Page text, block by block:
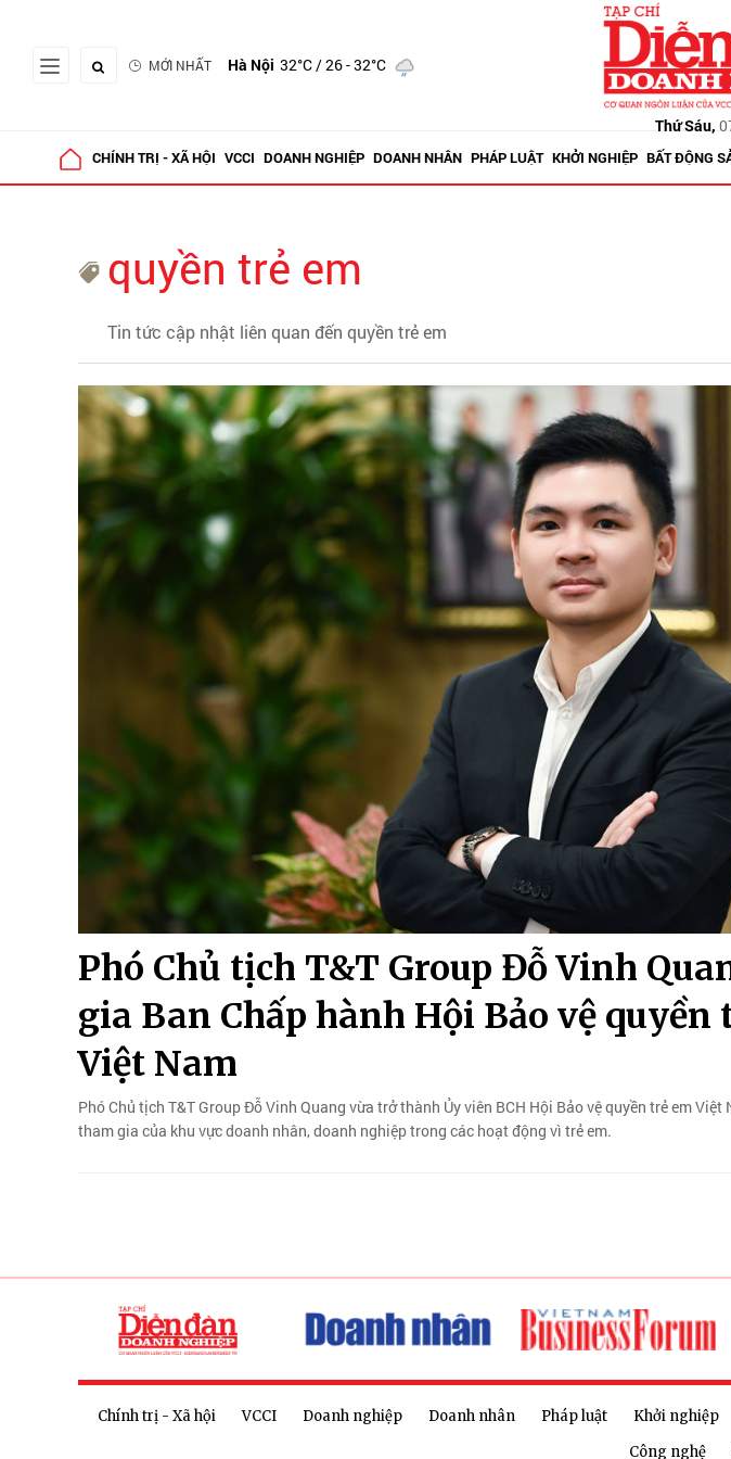
MỚI NHẤT Hà Nội 32°C/ 26 - 32°C
Thứ Sáu,
CHÍNH TRỊ - XÃ HỘI VCCI DOANH NGHIỆP DOANH NHÂN PHÁP LUẬT KHỞI NGHIỆP BẤT ĐỘNG
quyền trẻ em
Tin tức cập nhật liên quan đến quyền trẻ em
Phó Chủ tịch T&T Group Đỗ Vinh
gia Ban Chấp hành Hội Bảo vệ quyền
Việt Nam
Phó Chủ tịch T&T Group Đỗ Vinh Quang vừa trở thành Ủy viên BCH Hội Bảo vệ quyền trẻ em Việt
tham gia của khu vực doanh nhân, doanh nghiệp trong các hoạt động vì trẻ em.
Chính trị - Xã hội VCCI Doanh nghiệp Doanh nhân Pháp luật Khởi nghiệp
Công nghệ